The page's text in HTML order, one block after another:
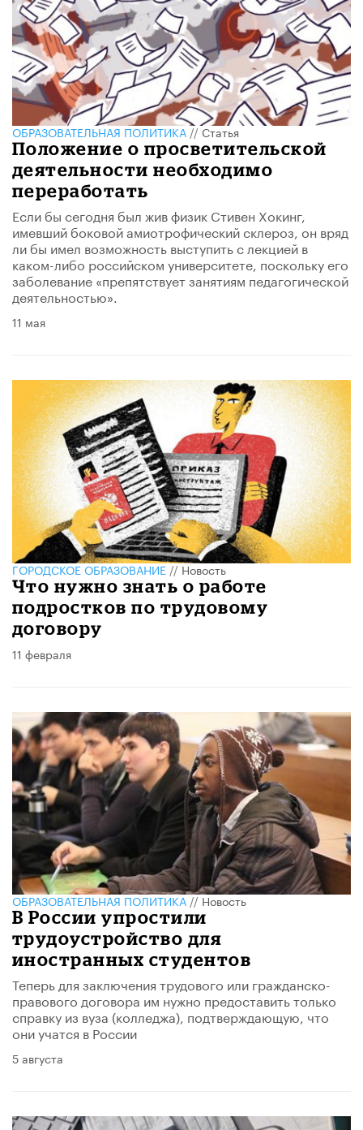
ОБРАЗОВАТЕЛЬНАЯ ПОЛИТИКА//Статья
Положение о просветительской
деятельности необходимо
переработать
Если бы сегодня был жив физик Стивен Хокинг,
имевший боковой амиотрофический склероз, он вряд
ли бы имел возможность выступить с лекцией в
каком-либо российском университете, поскольку его
заболевание «препятствует занятиям педагогической
деятельностью».
11 мая
ГОРОДСКОЕ ОБРАЗОВАНИЕ//Новость
Что нужно знать о работе
подростков по трудовому
договору
11 февраля
ОБРАЗОВАТЕЛЬНАЯ ПОЛИТИКА//Новость
В России упростили
трудоустройство для
иностранных студентов
Теперь для заключения трудового или гражданско-
правового договора им нужно предоставить только
справку из вуза (колледжа), подтверждающую, что
они учатся в России
5 августа